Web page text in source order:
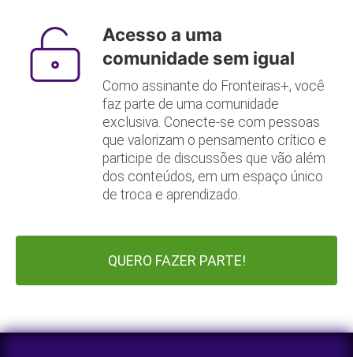
Acesso a uma
comunidade sem igual
Como assinante do Fronteiras+, você
faz parte de uma comunidade
exclusiva. Conecte-se com pessoas
que valorizam o pensamento crítico e
participe de discussões que vão além
dos conteúdos, em um espaço único
de troca e aprendizado.
QUERO FAZER PARTE!